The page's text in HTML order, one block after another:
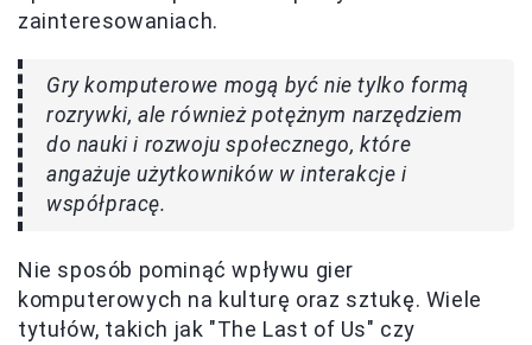
zainteresowaniach.
Gry komputerowe mogą być nie tylko formą
rozrywki, ale również potężnym narzędziem
do nauki i rozwoju społecznego, które
angażuje użytkowników w interakcje i
współpracę.
Nie sposób pominąć wpływu gier
komputerowych na kulturę oraz sztukę. Wiele
tytułów, takich jak "The Last of Us" czy